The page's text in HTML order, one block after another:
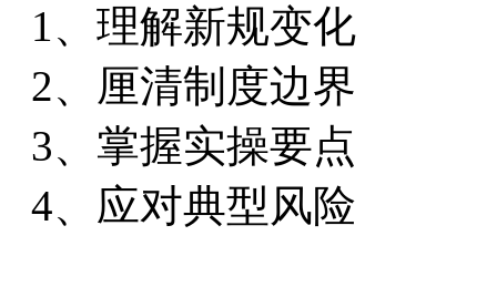
1、理解新规变化
2、厘清制度边界
3、掌握实操要点
4、应对典型风险